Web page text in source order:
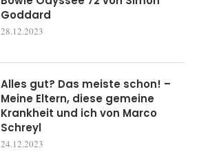
Goddard
28.12.2023
Alles gut? Das meiste schon! –
Meine Eltern, diese gemeine
Krankheit und ich von Marco
Schreyl
24.12.2023